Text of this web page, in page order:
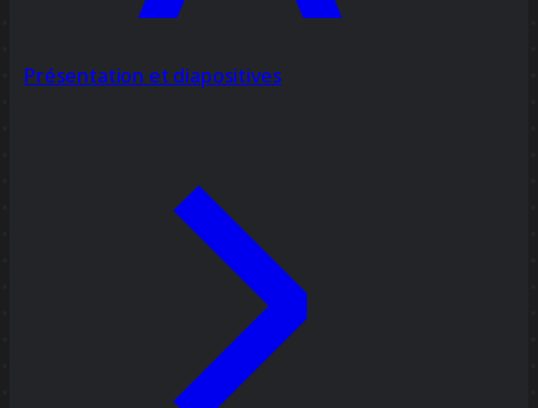
Présentation et diapositives